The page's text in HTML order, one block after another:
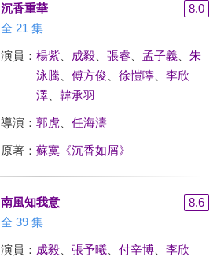
沉香重華
8.0
全 21 集
演員： 楊紫、 成毅、 張睿 孟子義、 朱
泳騰
傅方俊 徐愷嚀、 李欣
澤、 韓承羽
導演： 郭虎、 任海濤
原著： 蘇寞《沉香如屑》
南風知我意
8.6
全 39 集
演員： 成毅、 張予曦、 付辛博、 李欣